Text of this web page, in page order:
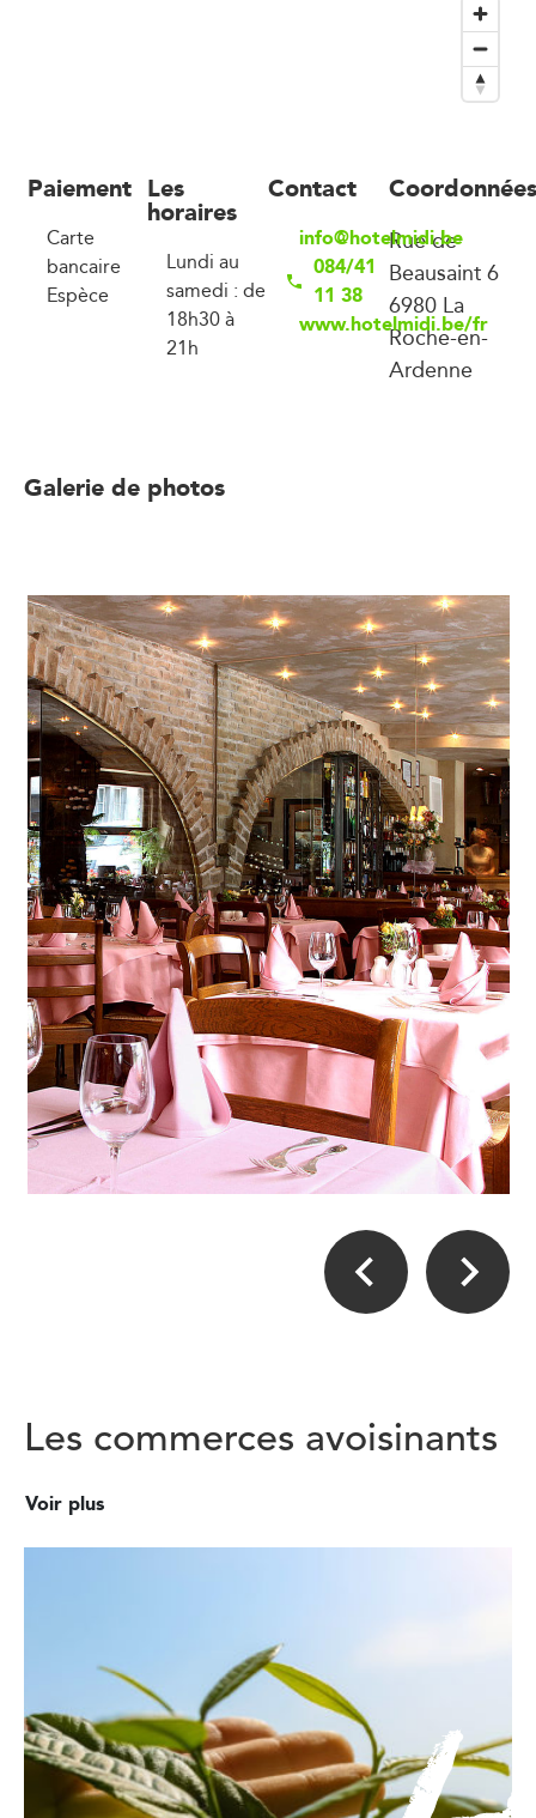
Paiement
Carte
bancaire
Espèce
Les
horaires
Lundi au
samedi : de
18h30 à
21h
Contact
info@hotelmidi.be
084/41
11 38
www.hotelmidi.be/fr
Coordonnées
Rue de
Beausaint 6
6980 La
Roche-en-
Ardenne
Galerie de photos
Les commerces avoisinants
Voir plus